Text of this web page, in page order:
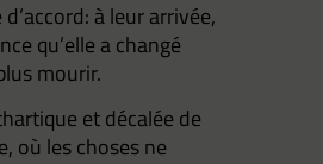
à leur arrivée,
qu’elle a changé
mourir.
et décalée de
où les choses ne